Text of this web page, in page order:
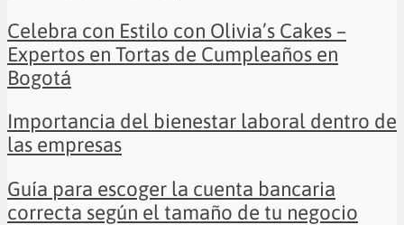
Celebra con Estilo con Olivia’s Cakes –
Expertos en Tortas de Cumpleaños en
Bogotá
Importancia del bienestar laboral dentro de
las empresas
Guía para escoger la cuenta bancaria
correcta según el tamaño de tu negocio